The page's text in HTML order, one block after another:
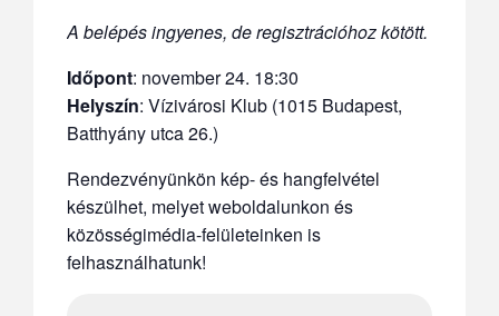
A belépés ingyenes, de regisztrációhoz kötött.
Időpont: november 24. 18:30
Helyszín: Vízivárosi Klub (1015 Budapest,
Batthyány utca 26.)
Rendezvényünkön kép- és hangfelvétel
készülhet, melyet weboldalunkon és
közösségimédia-felületeinken is
felhasználhatunk!